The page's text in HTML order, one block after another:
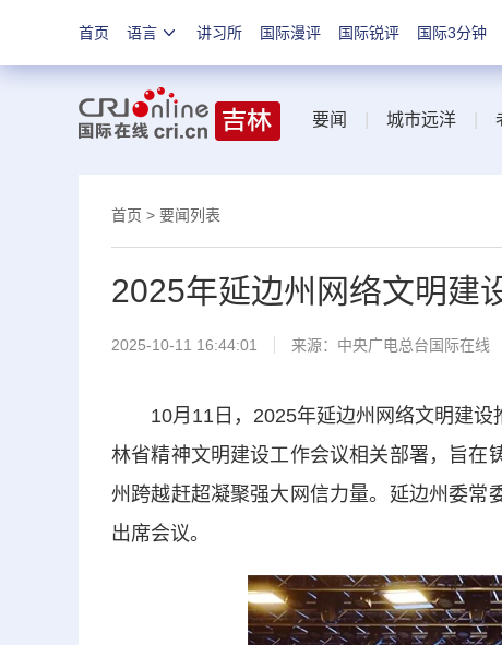
首页 语言 讲习所 国际漫评 国际锐评 国际3分钟
要闻 城市远洋
首页 > 要闻列表
2025年延边州网络文明建
2025-10-11 16:44:01 来源：中央广电总台国际在线
10月11日，2025年延边州网络文明建设
林省精神文明建设工作会议相关部署，旨在
州跨越赶超凝聚强大网信力量。延边州委常
出席会议。